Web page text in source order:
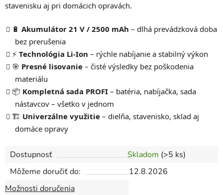
stavenisku aj pri domácich opravách.
🔋 Akumulátor 21 V / 2500 mAh – dlhá prevádzková doba
bez prerušenia
⚡ Technológia Li-Ion – rýchle nabíjanie a stabilný výkon
🎯 Presné lisovanie – čisté výsledky bez poškodenia
materiálu
📦 Kompletná sada PROFI – batéria, nabíjačka, sada
nástavcov – všetko v jednom
🏗️ Univerzálne využitie – dielňa, stavenisko, sklad aj
domáce opravy
Dostupnosť Skladom (>5 ks)
Môžeme doručiť do:
12.8.2026
Možnosti doručenia